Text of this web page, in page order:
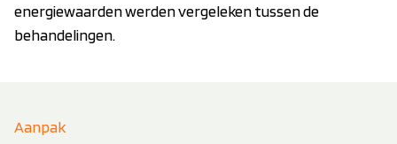
energiewaarden werden vergeleken tussen de
behandelingen.
Aanpak